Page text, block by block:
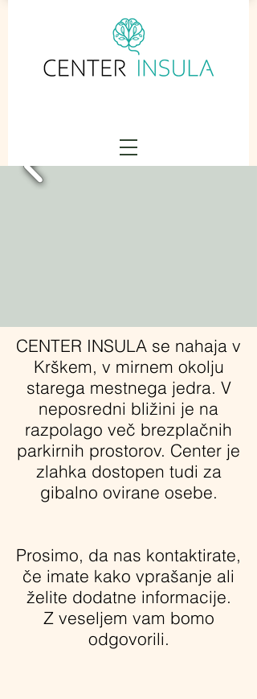
CENTER INSULA se nahaja v
Krškem, v mirnem okolju
starega mestnega jedra. V
neposredni bližini je na
razpolago več brezplačnih
parkirnih prostorov. Center je
zlahka dostopen tudi za
gibalno ovirane osebe.
Prosimo, da nas kontaktirate,
če imate kako vprašanje ali
želite dodatne informacije.
Z veseljem vam bomo
odgovorili.